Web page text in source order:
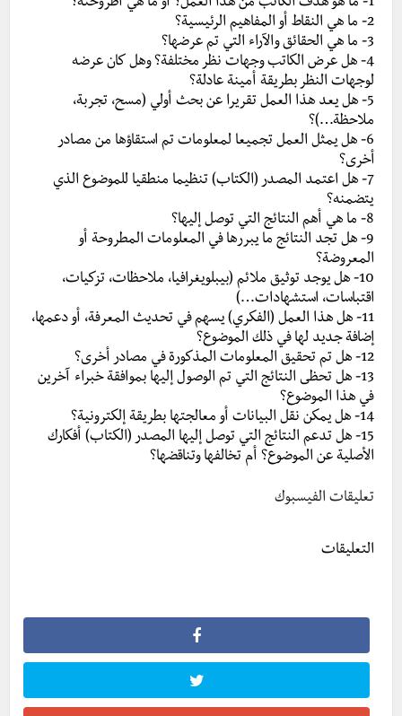
2- ما هي النقاط أو المفاهيم الرئيسية؟
3- ما هي الحقائق والآراء التي تم عرضها؟
4- هل عرض الكاتب وجهات نظر مختلفة؟ وهل كان عرضه
لوجهات النظر بطريقة أمينة عادلة؟
5- هل يعد هذا العمل تقريرا عن بحث أولي (مسح، تجربة،
ملاحظة…)؟
6- هل يمثل العمل تجميعا لمعلومات تم استقاؤها من مصادر
أخرى؟
7- هل اعتمد المصدر (الكتاب) تنظيما منطقيا للموضوع الذي
يتضمنه؟
8- ما هي أهم النتائج التي توصل إليها؟
9- هل تجد النتائج ما يبررها في المعلومات المطروحة أو
المعروضة؟
10- هل يوجد توثيق ملائم (بيبلويغرافيا، ملاحظات، تزكيات،
اقتباسات، استشهادات…)
11- هل هذا العمل (الفكري) يسهم في تحديث المعرفة، أو دعمها،
إضافة جديد لها في ذلك الموضوع؟
12- هل تم تحقيق المعلومات المذكورة في مصادر أخرى؟
13- هل تحظى النتائج التي تم الوصول إليها بموافقة خبراء آخرين
في هذا الموضوع؟
14- هل يمكن نقل البيانات أو معالجتها بطريقة إلكترونية؟
15- هل تدعم النتائج التي توصل إليها المصدر (الكتاب) أفكارك
الأصلية عن الموضوع؟ أم تخالفها وتناقضها؟
تعليقات الفيسبوك
التعليقات